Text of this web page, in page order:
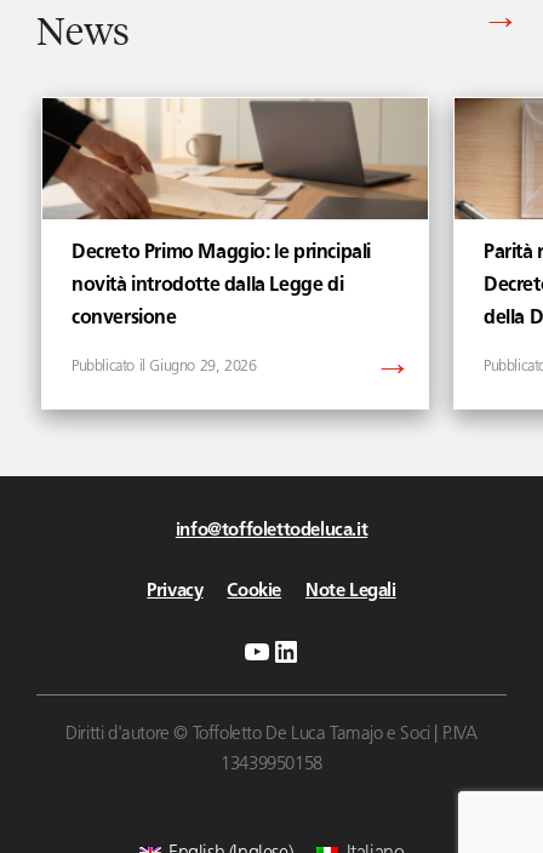
News Vedi tutti gli articoli di News
Decreto Primo Maggio: le principali
novità introdotte dalla Legge di
conversione
Giugno 29, 2026
Parità
della
info@toffolettodeluca.it
Privacy Cookie Note Legali
YouTube
LinkedIn
Diritti d'autore © Toffoletto De Luca Tamajo e Soci | P.IVA
13439950158